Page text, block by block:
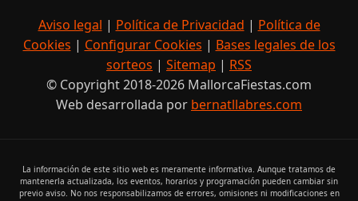
Aviso legal | Política de Privacidad | Política de
Cookies | Configurar Cookies | Bases legales de los
sorteos | Sitemap | RSS
© Copyright 2018-2026 MallorcaFiestas.com
Web desarrollada por bernatllabres.com
La información de este sitio web es meramente informativa. Aunque tratamos de
mantenerla actualizada, los eventos, horarios y programación pueden cambiar sin
previo aviso. No nos responsabilizamos de errores, omisiones ni modificaciones en